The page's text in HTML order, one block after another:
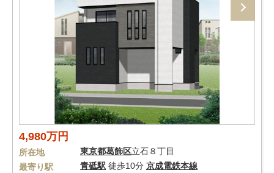
4,980万円
所在地 東京都葛飾区立石８丁目
最寄り駅
青砥駅 徒歩10分 京成電鉄本線